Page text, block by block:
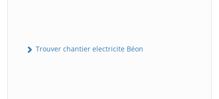
Trouver chantier electricite Béon